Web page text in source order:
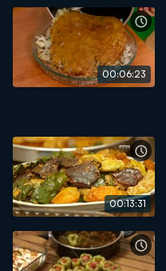
00:06:23
00:13:31